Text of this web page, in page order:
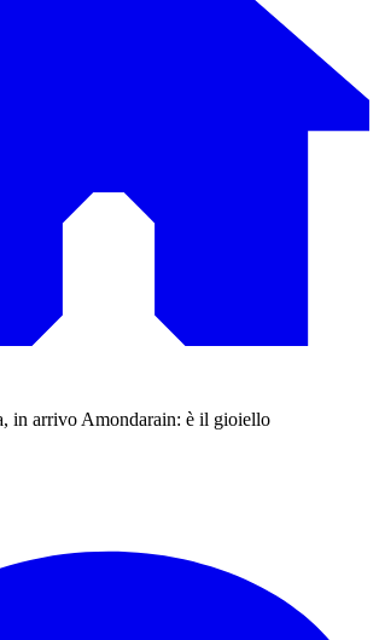
in arrivo Amondarain: è il gioiello